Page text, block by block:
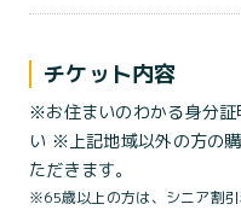
チケット内容
※お住まいのわかる身分
い ※上記地域以外の方の
ただきます。
※65歳以上の方は、シニア割引